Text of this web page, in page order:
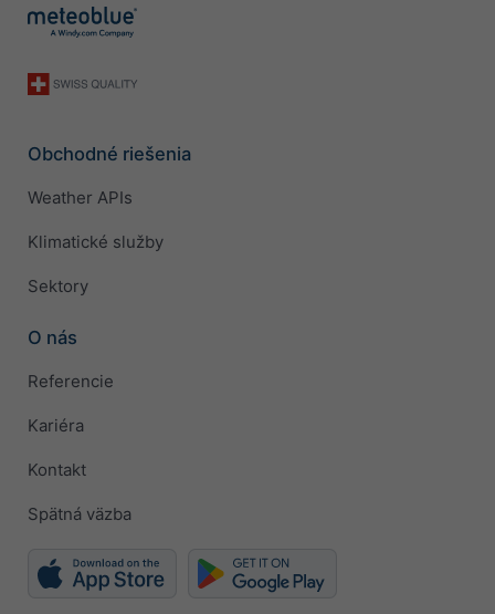
Obchodné riešenia
Weather APIs
Klimatické služby
Sektory
O nás
Referencie
Kariéra
Kontakt
Spätná väzba